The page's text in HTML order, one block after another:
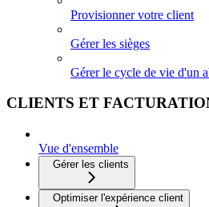
Provisionner votre client
Gérer les sièges
Gérer le cycle de vie d'un
CLIENTS ET
Vue d'ensemble
Gérer les clients
Optimiser l'expérience client